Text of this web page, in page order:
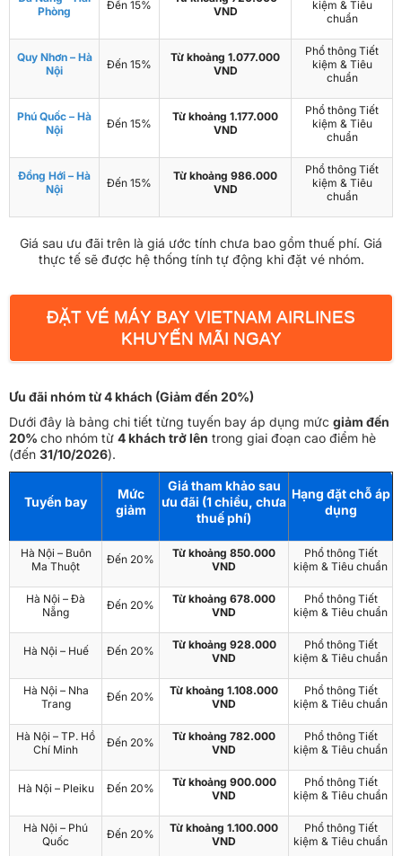
Phòng
Đến 15%
VND
kiệm & Tiêu
chuẩn
Quy Nhơn – Hà
Nội
Đến 15%
Từ khoảng 1.077.000
VND
Phổ thông Tiết
kiệm & Tiêu
chuẩn
Phú Quốc – Hà
Nội
Đến 15%
Từ khoảng 1.177.000
VND
Phổ thông Tiết
kiệm & Tiêu
chuẩn
Đồng Hới – Hà
Nội
Đến 15%
Từ khoảng 986.000
VND
Phổ thông Tiết
kiệm & Tiêu
chuẩn
Giá sau ưu đãi trên là giá ước tính chưa bao gồm thuế phí. Giá
thực tế sẽ được hệ thống tính tự động khi đặt vé nhóm.
ĐẶT VÉ MÁY BAY VIETNAM AIRLINES
KHUYẾN MÃI NGAY
Ưu đãi nhóm từ 4 khách (Giảm đến 20%)
Dưới đây là bảng chi tiết từng tuyến bay áp dụng mức giảm đến
20% cho nhóm từ 4 khách trở lên trong giai đoạn cao điểm hè
(đến 31/10/2026).
Tuyến bay
Mức
giảm
Giá tham khảo sau
ưu đãi (1 chiều, chưa
thuế phí)
Hạng đặt chỗ áp
dụng
Hà Nội – Buôn
Ma Thuột
Đến 20%
Từ khoảng 850.000
VND
Phổ thông Tiết
kiệm & Tiêu chuẩn
Hà Nội – Đà
Nẵng
Đến 20%
Từ khoảng 678.000
VND
Phổ thông Tiết
kiệm & Tiêu chuẩn
Hà Nội – Huế Đến 20%
Từ khoảng 928.000
VND
Phổ thông Tiết
kiệm & Tiêu chuẩn
Hà Nội – Nha
Trang
Đến 20%
Từ khoảng 1.108.000
VND
Phổ thông Tiết
kiệm & Tiêu chuẩn
Hà Nội – TP. Hồ
Chí Minh
Đến 20%
Từ khoảng 782.000
VND
Phổ thông Tiết
kiệm & Tiêu chuẩn
Hà Nội – Pleiku Đến 20%
Từ khoảng 900.000
VND
Phổ thông Tiết
kiệm & Tiêu chuẩn
Hà Nội – Phú
Quốc
Đến 20%
Từ khoảng 1.100.000
VND
Phổ thông Tiết
kiệm & Tiêu chuẩn